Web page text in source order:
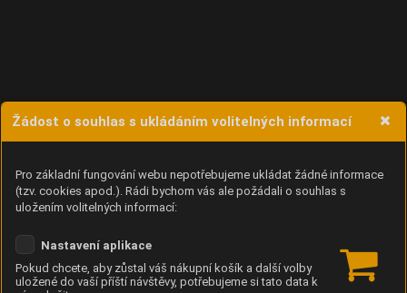
Žádost o souhlas s ukládáním volitelných informací
Pro základní fungování webu nepotřebujeme ukládat žádné informace
(tzv. cookies apod.). Rádi bychom vás ale požádali o souhlas s
uložením volitelných informací:
Nastavení aplikace
Pokud chcete, aby zůstal váš nákupní košík a další volby
uložené do vaší příští návštěvy, potřebujeme si tato data k